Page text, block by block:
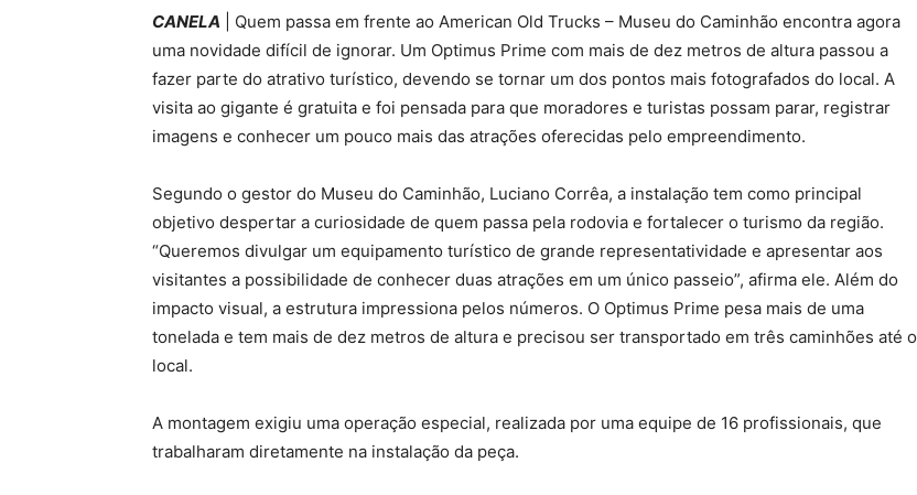
CANELA | Quem passa em frente ao American Old Trucks – Museu do Caminhão encontra agora
uma novidade difícil de ignorar. Um Optimus Prime com mais de dez metros de altura passou a
fazer parte do atrativo turístico, devendo se tornar um dos pontos mais fotografados do local. A
visita ao gigante é gratuita e foi pensada para que moradores e turistas possam parar, registrar
imagens e conhecer um pouco mais das atrações oferecidas pelo empreendimento.
Segundo o gestor do Museu do Caminhão, Luciano Corrêa, a instalação tem como principal
objetivo despertar a curiosidade de quem passa pela rodovia e fortalecer o turismo da região.
“Queremos divulgar um equipamento turístico de grande representatividade e apresentar aos
visitantes a possibilidade de conhecer duas atrações em um único passeio”, afirma ele. Além do
impacto visual, a estrutura impressiona pelos números. O Optimus Prime pesa mais de uma
tonelada e tem mais de dez metros de altura e precisou ser transportado em três caminhões até o
local.
A montagem exigiu uma operação especial, realizada por uma equipe de 16 profissionais, que
trabalharam diretamente na instalação da peça.